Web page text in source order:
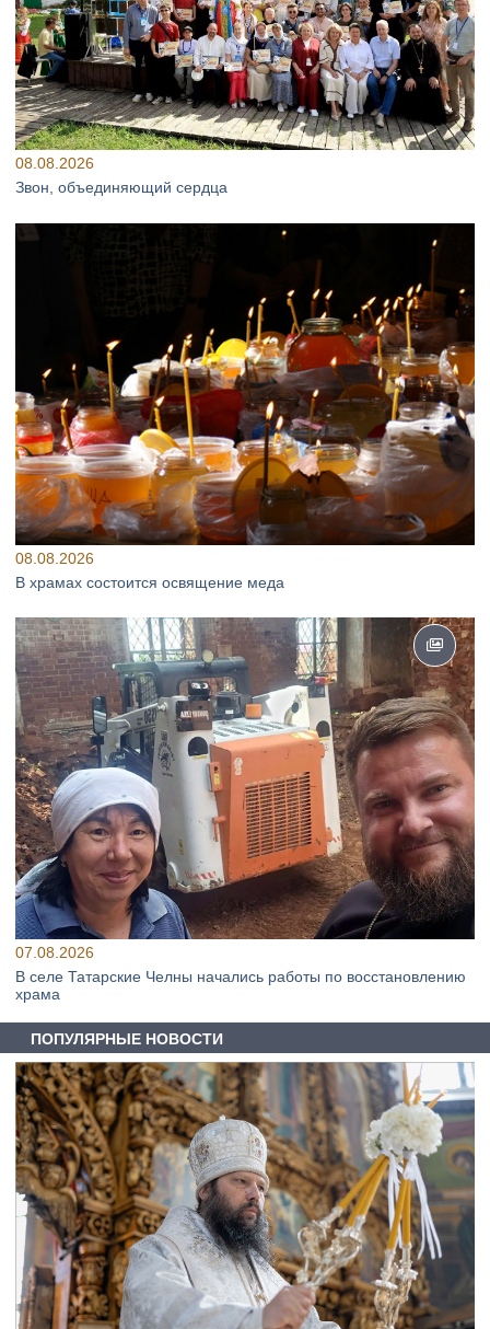
08.08.2026
Звон, объединяющий сердца
08.08.2026
В храмах состоится освящение меда
07.08.2026
В селе Татарские Челны начались работы по восстановлению
храма
ПОПУЛЯРНЫЕ НОВОСТИ